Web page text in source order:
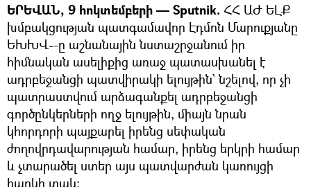
ԵՐԵՎԱՆ, 9 հոկտեմբերի — Sputnik. ՀՀ ԱԺ ԵԼՔ
խմբակցության պատգամավոր Էդմոն Մարուքյանը
ԵԽԽՎ֊-ը աշնանային նստաշրջանում իր
հիմնական ասելիքից առաջ պատասխանել է
ադրբեջանցի պատվիրակի ելույթին` նշելով, որ չի
պատրաստվում արձագանքել ադրբեջանցի
գործընկերների ողջ ելույթին, միայն նրան
կհորդորի պայքարել իրենց սեփական
ժողովրդավարության համար, իրենց երկրի համար
և չտարածել ստեր այս պատվարժան կառույցի
հարկի տակ։